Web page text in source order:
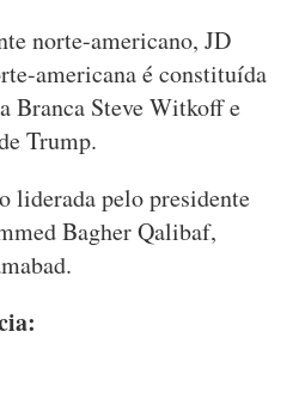
norte-americano, JD
americana é constituída
Branca Steve Witkoff e
Trump.
liderada pelo presidente
Bagher Qalibaf,